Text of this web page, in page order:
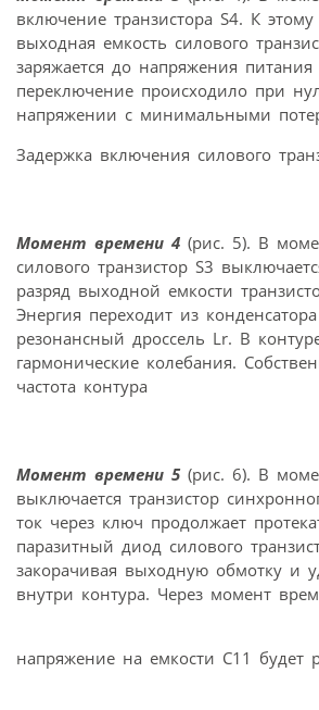
включение транзистора S4. К
выходная емкость силового
заряжается до напряжения
переключение происходило при
напряжении с минимальными
Задержка включения силового
Момент времени 4 (рис. 5). В
силового транзистор S3
разряд выходной емкости
Энергия переходит из
резонансный дроссель Lr. В
гармонические колебания.
частота контура
Момент времени 5(рис. 6). В
выключается транзистор
ток через ключ продолжает
паразитный диод силового
закорачивая выходную обмотку и
внутри контура. Через момент
напряжение на емкости C11 будет